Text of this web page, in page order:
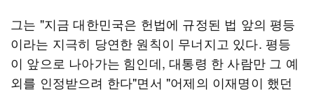
그는 "지금 대한민국은 헌법에 규정된 법 앞의 평등
이라는 지극히 당연한 원칙이 무너지고 있다. 평등
이 앞으로 나아가는 힘인데, 대통령 한 사람만 그 예
외를 인정받으려 한다"면서 "어제의 이재명이 했던